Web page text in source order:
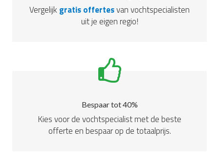
Vergelijk gratis offertesvan vochtspecialisten
uit je eigen regio!
Bespaar tot 40%
Kies voor de vochtspecialist met de beste
offerte en bespaar op de totaalprijs.